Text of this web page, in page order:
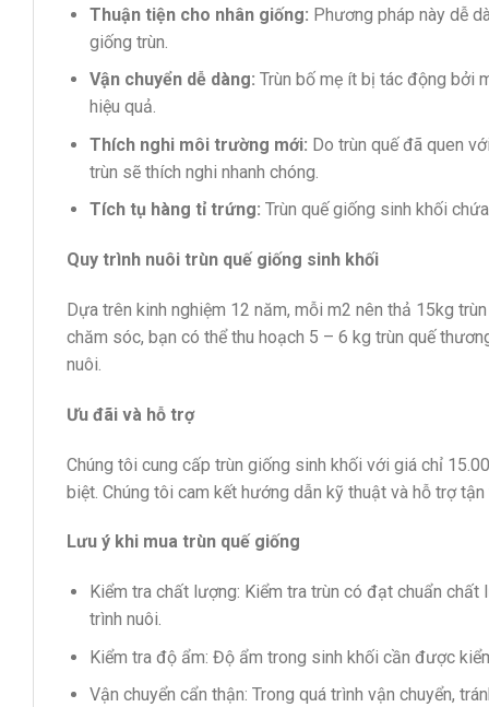
Thuận tiện cho nhân giống: Phương pháp này dễ
giống trùn.
Vận chuyển dễ dàng: Trùn bố mẹ ít bị tác động bởi
hiệu quả.
Thích nghi môi trường mới: Do trùn quế đã quen
trùn sẽ thích nghi nhanh chóng.
Tích tụ hàng tỉ trứng: Trùn quế giống sinh khối
Quy trình nuôi trùn quế giống sinh khối
Dựa trên kinh nghiệm 12 năm, mỗi m2 nên thả 15kg
chăm sóc, bạn có thể thu hoạch 5 – 6 kg trùn quế
nuôi.
Ưu đãi và hỗ trợ
Chúng tôi cung cấp trùn giống sinh khối với giá chỉ
biệt. Chúng tôi cam kết hướng dẫn kỹ thuật và hỗ trợ
Lưu ý khi mua trùn quế giống
Kiểm tra chất lượng: Kiểm tra trùn có đạt chuẩn
trình nuôi.
Kiểm tra độ ẩm: Độ ẩm trong sinh khối cần được
Vận chuyển cẩn thận: Trong quá trình vận chuyển,